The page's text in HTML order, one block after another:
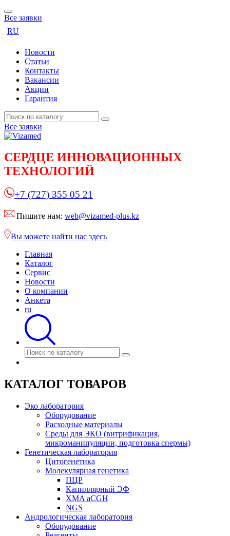
Все заявки
RU
Новости
Статьи
Контакты
Вакансии
Акции
Гарантия
Все заявки
СЕРДЦЕ ИННОВАЦИОННЫХ
ТЕХНОЛОГИЙ
+7 (727) 355 05 21
Пишите нам: web@vizamed-plus.kz
Вы можете найти нас здесь
Главная
Каталог
Сервис
Новости
О компании
Анкета
ru
КАТАЛОГ ТОВАРОВ
Эко лаборатория
Оборудование
Расходные материалы
Среды для ЭКО (витрификация,
микроманипуляции, подготовка спермы)
Генетическая лаборатория
Цитогенетика
Молекулярная генетика
ПЦР
Капиллярный ЭФ
XMA aCGH
NGS
Андрологическая лаборатория
Оборудование